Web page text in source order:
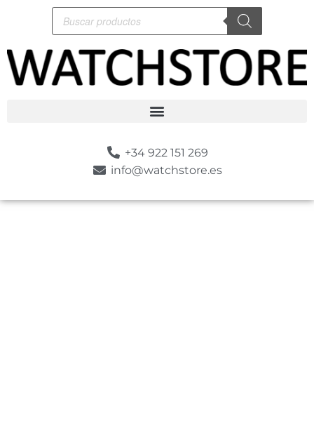
+34 922 151 269
info@watchstore.es